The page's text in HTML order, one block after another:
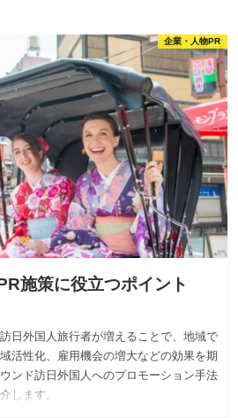
企業・人物PR
施策に役立つポイント
日外国人旅行者が増えることで、地域で
活性化、雇用機会の増大などの効果を期
ンド訪日外国人へのプロモーション手法
します。